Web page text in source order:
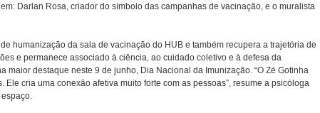
Darlan Rosa, criador do símbolo das campanhas de vacinação, e o muralista
humanização da sala de vacinação do HUB e também recupera a trajetória de
e permanece associado à ciência, ao cuidado coletivo e à defesa da
maior destaque neste 9 de junho, Dia Nacional da Imunização. “O Zé Gotinha
Ele cria uma conexão afetiva muito forte com as pessoas”, resume a psicóloga